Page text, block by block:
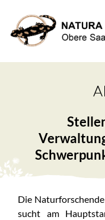
Die
sucht am